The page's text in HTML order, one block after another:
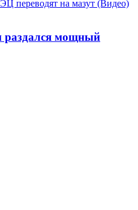
раздался мощный